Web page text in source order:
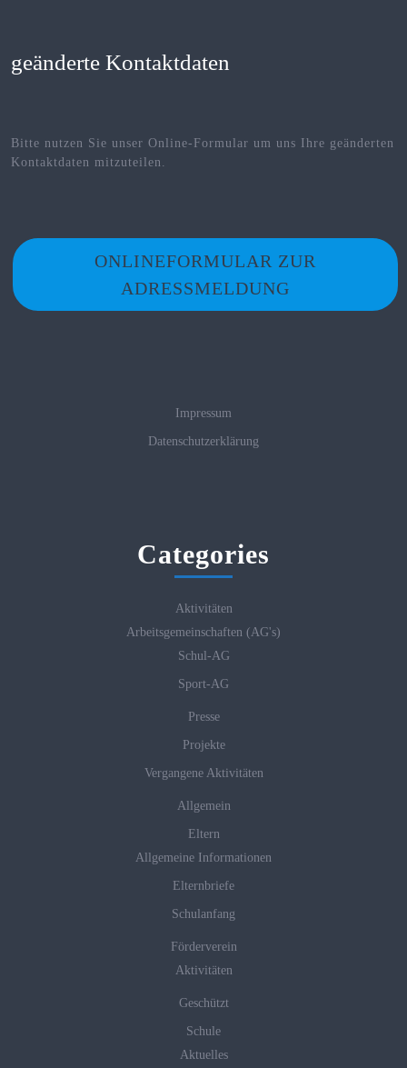
geänderte Kontaktdaten
Bitte nutzen Sie unser Online-Formular um uns Ihre geänderten
Kontaktdaten mitzuteilen.
ONLINEFORMULAR ZUR
ADRESSMELDUNG
Impressum
Datenschutzerklärung
Categories
Aktivitäten
Arbeitsgemeinschaften (AG's)
Schul-AG
Sport-AG
Presse
Projekte
Vergangene Aktivitäten
Allgemein
Eltern
Allgemeine Informationen
Elternbriefe
Schulanfang
Förderverein
Aktivitäten
Geschützt
Schule
Aktuelles